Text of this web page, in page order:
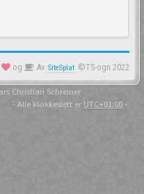
og Av SiteSplat ©TS-ogn 2022
Christian Schreiner
- Alle klokkeslett er UTC+01:00-